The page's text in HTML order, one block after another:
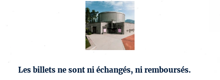
Les billets ne sont ni échangés, ni remboursés.